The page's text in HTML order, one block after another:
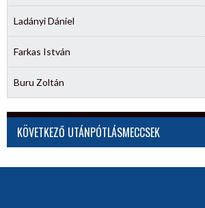
Ladányi Dániel
Farkas István
Buru Zoltán
KÖVETKEZŐ UTÁNPÓTLÁSMECCSEK